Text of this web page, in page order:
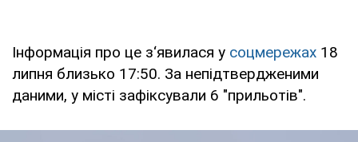
Інформація про це з‘явилася у соцмережах 18
липня близько 17:50. За непідтвердженими
даними, у місті зафіксували 6 "прильотів".